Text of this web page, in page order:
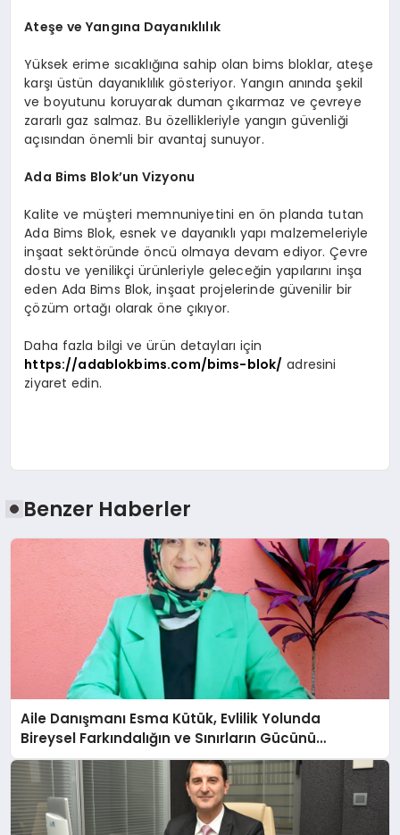
Ateşe ve Yangına Dayanıklılık
Yüksek erime sıcaklığına sahip olan bims bloklar, ateşe
karşı üstün dayanıklılık gösteriyor. Yangın anında şekil
ve boyutunu koruyarak duman çıkarmaz ve çevreye
zararlı gaz salmaz. Bu özellikleriyle yangın güvenliği
açısından önemli bir avantaj sunuyor.
Ada Bims Blok’un Vizyonu
Kalite ve müşteri memnuniyetini en ön planda tutan
Ada Bims Blok, esnek ve dayanıklı yapı malzemeleriyle
inşaat sektöründe öncü olmaya devam ediyor. Çevre
dostu ve yenilikçi ürünleriyle geleceğin yapılarını inşa
eden Ada Bims Blok, inşaat projelerinde güvenilir bir
çözüm ortağı olarak öne çıkıyor.
Daha fazla bilgi ve ürün detayları için
https://adablokbims.com/bims-blok/ adresini
ziyaret edin.
Benzer Haberler
Aile Danışmanı Esma Kütük, Evlilik Yolunda
Bireysel Farkındalığın ve Sınırların Gücünü
Anlatıyor